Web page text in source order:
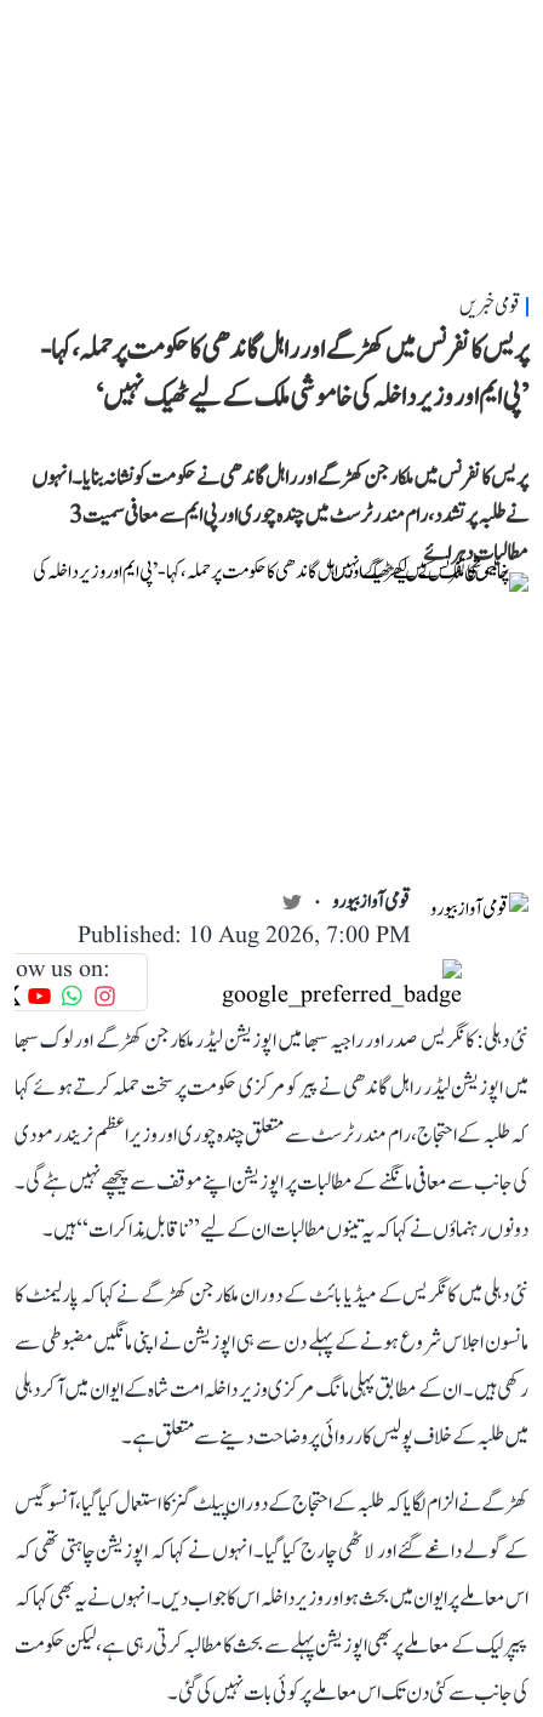
قومی خبریں
پریس کانفرنس میں کھڑگے اور راہل گاندھی کا حکومت پر حملہ، کہا-
’پی ایم اور وزیر داخلہ کی خاموشی ملک کے لیے ٹھیک نہیں‘
پریس کانفرنس میں ملکارجن کھڑگے اور راہل گاندھی نے حکومت کو نشانہ بنایا۔ انہوں
نے طلبہ پر تشدد، رام مندر ٹرسٹ میں چندہ چوری اور پی ایم سے معافی سمیت 3
مطالبات دہرائے
قومی آواز بیورو
Published: 10 Aug 2026, 7:00 PM
us on:
نئی دہلی: کانگریس صدر اور راجیہ سبھا میں اپوزیشن لیڈر ملکارجن کھڑگے اور لوک سبھا
میں اپوزیشن لیڈر راہل گاندھی نے پیر کو مرکزی حکومت پر سخت حملہ کرتے ہوئے کہا
کہ طلبہ کے احتجاج، رام مندر ٹرسٹ سے متعلق چندہ چوری اور وزیر اعظم نریندر مودی
کی جانب سے معافی مانگنے کے مطالبات پر اپوزیشن اپنے موقف سے پیچھے نہیں ہٹے گی۔
دونوں رہنماؤں نے کہا کہ یہ تینوں مطالبات ان کے لیے ’’ناقابلِ مذاکرات‘‘ ہیں۔
نئی دہلی میں کانگریس کے میڈیا بائٹ کے دوران ملکارجن کھڑگے نے کہا کہ پارلیمنٹ کا
مانسون اجلاس شروع ہونے کے پہلے دن سے ہی اپوزیشن نے اپنی مانگیں مضبوطی سے
رکھی ہیں۔ ان کے مطابق پہلی مانگ مرکزی وزیر داخلہ امت شاہ کے ایوان میں آ کر دہلی
میں طلبہ کے خلاف پولیس کارروائی پر وضاحت دینے سے متعلق ہے۔
کھڑگے نے الزام لگایا کہ طلبہ کے احتجاج کے دوران پیلٹ گنز کا استعمال کیا گیا، آنسو گیس
کے گولے داغے گئے اور لاٹھی چارج کیا گیا۔ انہوں نے کہا کہ اپوزیشن چاہتی تھی کہ
اس معاملے پر ایوان میں بحث ہو اور وزیر داخلہ اس کا جواب دیں۔ انہوں نے یہ بھی کہا کہ
پیپر لیک کے معاملے پر بھی اپوزیشن پہلے سے بحث کا مطالبہ کرتی رہی ہے، لیکن حکومت
کی جانب سے کئی دن تک اس معاملے پر کوئی بات نہیں کی گئی۔